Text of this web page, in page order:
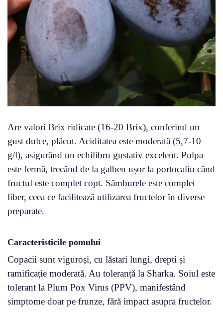
Are valori Brix ridicate (16-20 Brix), conferind un
gust dulce, plăcut. Aciditatea este moderată (5,7-10
g/l), asigurând un echilibru gustativ excelent. Pulpa
este fermă, trecând de la galben ușor la portocaliu când
fructul este complet copt. Sâmburele este complet
liber, ceea ce facilitează utilizarea fructelor în diverse
preparate.
Caracteristicile pomului
Copacii sunt viguroși, cu lăstari lungi, drepti și
ramificație moderată. Au toleranță la Sharka. Soiul este
tolerant la Plum Pox Virus (PPV), manifestând
simptome doar pe frunze, fără impact asupra fructelor.